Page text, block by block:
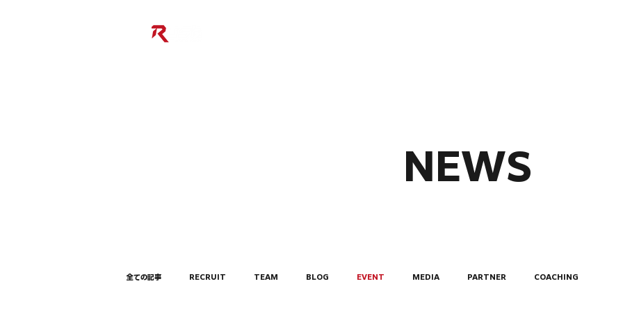
NEWS
全ての記事 RECRUIT TEAM BLOG EVENT MEDIA PARTNER COACHING